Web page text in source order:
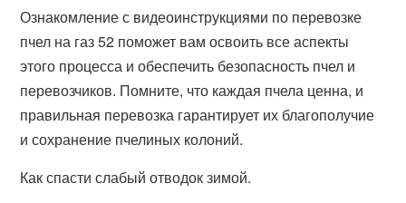
Ознакомление с видеоинструкциями по перевозке
пчел на газ 52 поможет вам освоить все аспекты
этого процесса и обеспечить безопасность пчел и
перевозчиков. Помните, что каждая пчела ценна, и
правильная перевозка гарантирует их благополучие
и сохранение пчелиных колоний.
Как спасти слабый отводок зимой.